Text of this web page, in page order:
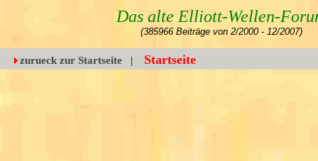
Das alte Elliott-Wellen-
(385966 Beiträge von 2/2000 - 12/2007)
zurueck zur Startseite | Startseite